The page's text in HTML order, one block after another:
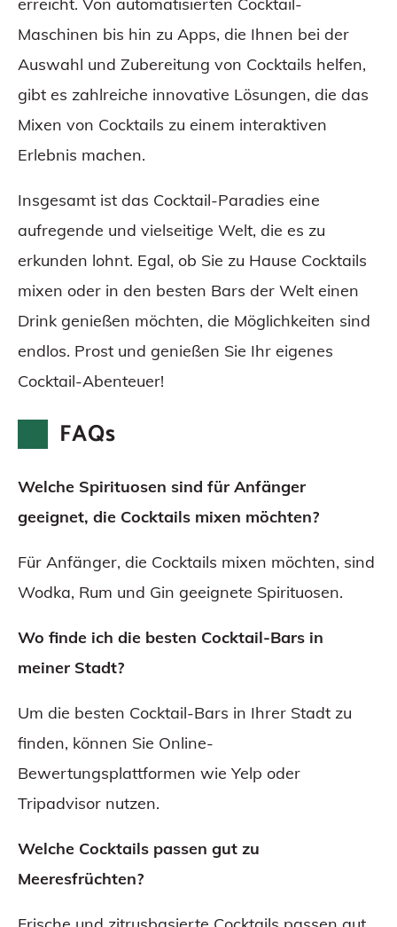
erreicht. Von automatisierten Cocktail-
Maschinen bis hin zu Apps, die Ihnen bei der
Auswahl und Zubereitung von Cocktails helfen,
gibt es zahlreiche innovative Lösungen, die das
Mixen von Cocktails zu einem interaktiven
Erlebnis machen.
Insgesamt ist das Cocktail-Paradies eine
aufregende und vielseitige Welt, die es zu
erkunden lohnt. Egal, ob Sie zu Hause Cocktails
mixen oder in den besten Bars der Welt einen
Drink genießen möchten, die Möglichkeiten sind
endlos. Prost und genießen Sie Ihr eigenes
Cocktail-Abenteuer!
FAQs
Welche Spirituosen sind für Anfänger
geeignet, die Cocktails mixen möchten?
Für Anfänger, die Cocktails mixen möchten, sind
Wodka, Rum und Gin geeignete Spirituosen.
Wo finde ich die besten Cocktail-Bars in
meiner Stadt?
Um die besten Cocktail-Bars in Ihrer Stadt zu
finden, können Sie Online-
Bewertungsplattformen wie Yelp oder
Tripadvisor nutzen.
Welche Cocktails passen gut zu
Meeresfrüchten?